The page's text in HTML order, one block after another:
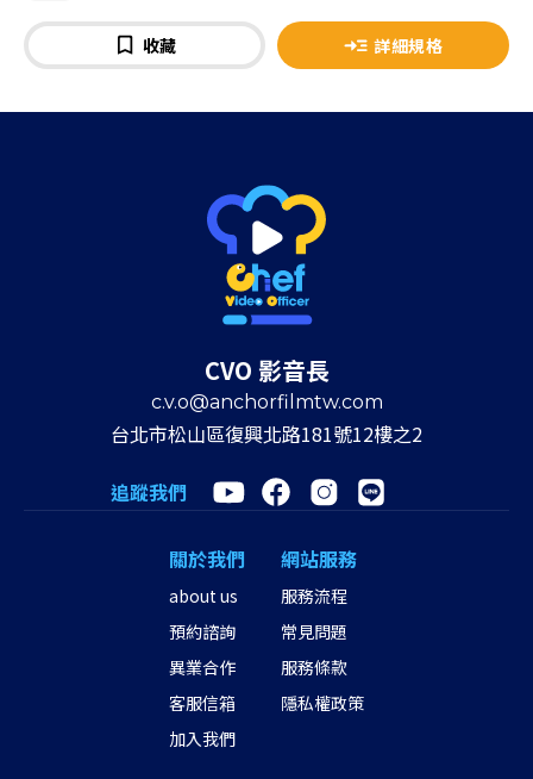
收藏 詳細規格
CVO 影音長
c.v.o@anchorfilmtw.com
台北市松山區復興北路181號12樓之2
追蹤我們
關於我們
about us
預約諮詢
異業合作
客服信箱
加入我們
網站服務
服務流程
常見問題
服務條款
隱私權政策